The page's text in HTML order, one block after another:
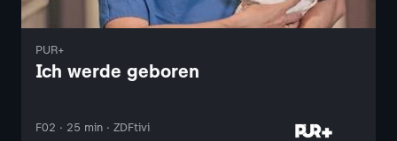
PUR+
Ich werde geboren
F02 · 25 min · ZDFtivi